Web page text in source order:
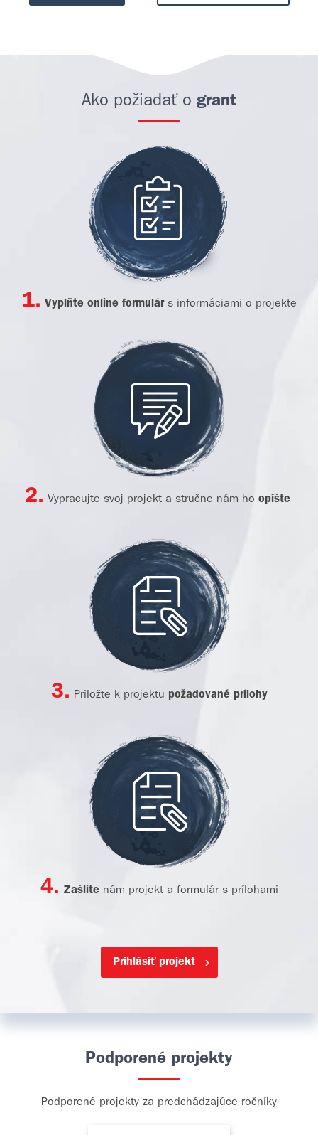
Ako požiadať o grant
1. Vyplňte online formulár s informáciami o projekte
2. Vypracujte svoj projekt a stručne nám ho opíšte
3. Priložte k projektu požadované prílohy
4. Zašlite nám projekt a formulár s prílohami
Prihlásiť projekt
Podporené projekty
Podporené projekty za predchádzajúce ročníky